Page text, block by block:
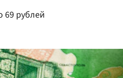
69 рублей